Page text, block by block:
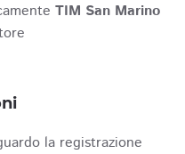
TIM San Marino
la registrazione